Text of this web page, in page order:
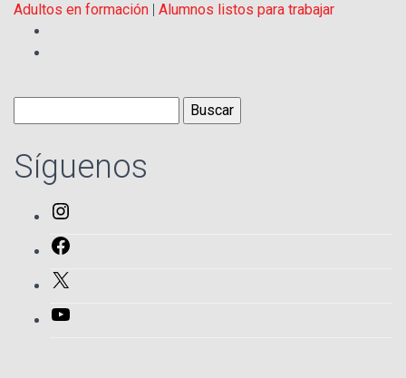
Adultos en formación | Alumnos listos para trabajar
Buscar:
Síguenos